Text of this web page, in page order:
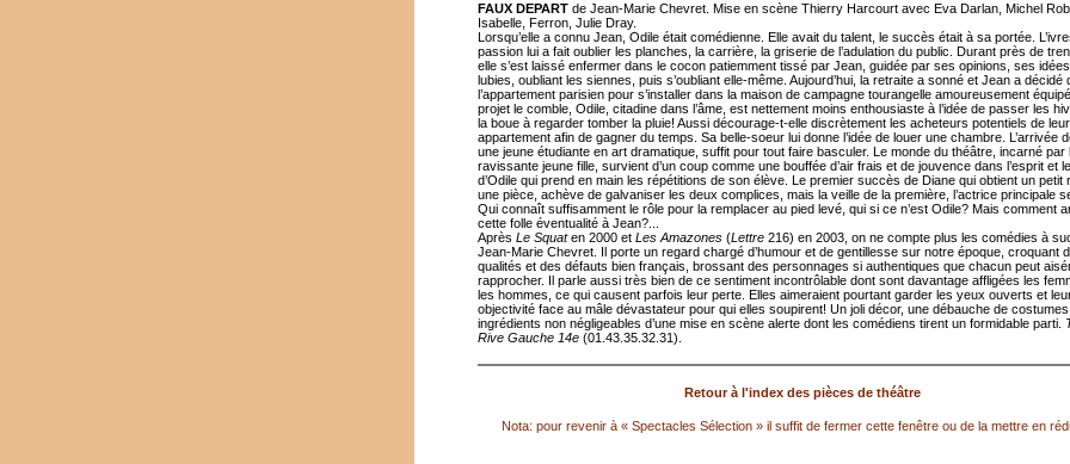
FAUX DEPART de Jean-Marie Chevret. Mise en scène Thierry Harcourt avec Eva Darlan, Michel
Isabelle, Ferron, Julie Dray.
Lorsqu’elle a connu Jean, Odile était comédienne. Elle avait du talent, le succès était à sa portée.
passion lui a fait oublier les planches, la carrière, la griserie de l’adulation du public. Durant près de
elle s’est laissé enfermer dans le cocon patiemment tissé par Jean, guidée par ses opinions, ses
lubies, oubliant les siennes, puis s’oubliant elle-même. Aujourd’hui, la retraite a sonné et Jean a décidé
l’appartement parisien pour s’installer dans la maison de campagne tourangelle amoureusement
projet le comble, Odile, citadine dans l’âme, est nettement moins enthousiaste à l’idée de passer les
la boue à regarder tomber la pluie! Aussi décourage-t-elle discrètement les acheteurs potentiels de leur
appartement afin de gagner du temps. Sa belle-soeur lui donne l’idée de louer une chambre. L’arrivée
une jeune étudiante en art dramatique, suffit pour tout faire basculer. Le monde du théâtre, incarné par
ravissante jeune fille, survient d’un coup comme une bouffée d’air frais et de jouvence dans l’esprit et
d’Odile qui prend en main les répétitions de son élève. Le premier succès de Diane qui obtient un petit
une pièce, achève de galvaniser les deux complices, mais la veille de la première, l’actrice principale
Qui connaît suffisamment le rôle pour la remplacer au pied levé, qui si ce n’est Odile? Mais comment
cette folle éventualité à Jean?...
Après Le Squaten 2000 et Les Amazones (Lettre 216) en 2003, on ne compte plus les comédies à
Jean-Marie Chevret. Il porte un regard chargé d’humour et de gentillesse sur notre époque, croquant
qualités et des défauts bien français, brossant des personnages si authentiques que chacun peut
rapprocher. Il parle aussi très bien de ce sentiment incontrôlable dont sont davantage affligées les
les hommes, ce qui causent parfois leur perte. Elles aimeraient pourtant garder les yeux ouverts et
objectivité face au mâle dévastateur pour qui elles soupirent! Un joli décor, une débauche de
ingrédients non négligeables d’une mise en scène alerte dont les comédiens tirent un formidable parti.
Rive Gauche 14e (01.43.35.32.31).
Retour à l'index des pièces de théâtre
Nota: pour revenir à « Spectacles Sélection » il suffit de fermer cette fenêtre ou de la mettre en